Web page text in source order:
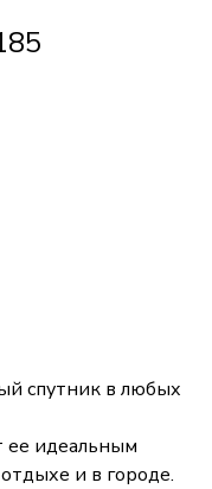
спутник в любых
ее идеальным
и в городе.